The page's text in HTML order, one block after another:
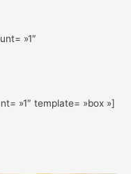
»1″
»1″ template= »box »]